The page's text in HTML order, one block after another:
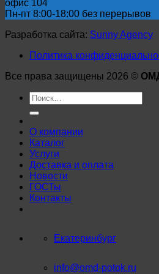
офис 104
Пн-пт 8:00-18:00 без перерывов
Разработка сайта: Sunny Agency
Политика
Все права защищены 2026 ©
Искать:
О компании
Каталог
Услуги
Доставка и оплата
Новости
ГОСТы
Контакты
Екатеринбург
info@omd-potok.ru